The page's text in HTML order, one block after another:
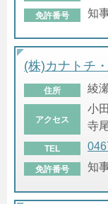
免許番号 知
(株)カナトチ
住所 綾
アクセス
小
寺
TEL
免許番号 知